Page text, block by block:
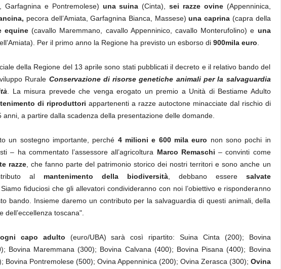
Garfagnina e Pontremolese) una suina (Cinta),sei razze ovine(Appenninica,
pecora dell’Amiata, Garfagnina Bianca, Massese)una caprina (capra della
equine(cavallo Maremmano, cavallo Appenninico, cavallo Monterufolino) e una
Per il primo anno la Regione ha previsto un esborso di 900mila euro
della Regione del 13 aprile sono stati pubblicati il decreto e il relativo bando del
Rurale Conservazione di risorse genetiche animali per la salvaguardia
. La misura prevede che venga erogato un premio a Unità di Bestiame Adulto
di riproduttori appartenenti a razze autoctone minacciate dal rischio di
anni, a partire dalla scadenza della presentazione delle domande.
un sostegno importante, perché 4 milioni e 600 mila euro non sono pochi in
– ha commentato l’assessore all’agricoltura Marco Remaschi – convinti come
razze, che fanno parte del patrimonio storico dei nostri territori e sono anche un
al mantenimento della biodiversità, debbano essere salvate
fiduciosi che gli allevatori condivideranno con noi l’obiettivo e risponderanno
bando. Insieme daremo un contributo per la salvaguardia di questi animali, della
dell’eccellenza toscana".
capo adulto (euro/UBA) sarà così ripartito: Suina Cinta (200); Bovina
Bovina Maremmana (300); Bovina Calvana (400); Bovina Pisana (400); Bovina
Bovina Pontremolese (500); Ovina Appenninica (200); Ovina Zerasca (300); Ovina